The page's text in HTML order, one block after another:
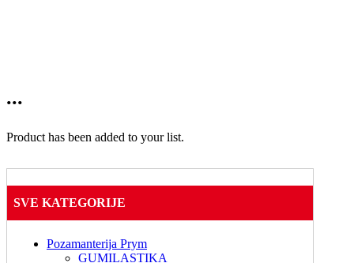
...
Product has been added to your list.
SVE KATEGORIJE
Pozamanterija Prym
GUMILASTIKA